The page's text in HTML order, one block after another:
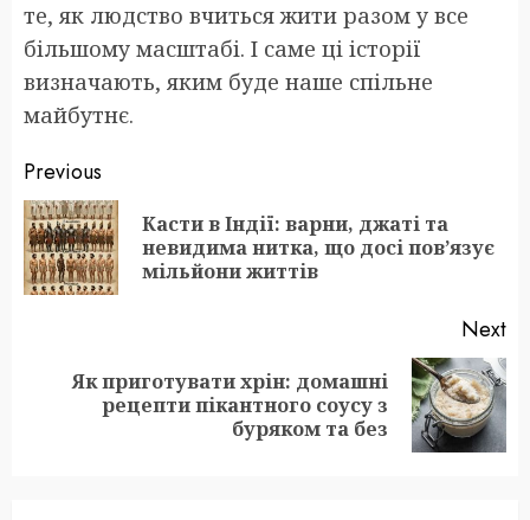
те, як людство вчиться жити разом у все
більшому масштабі. І саме ці історії
визначають, яким буде наше спільне
майбутнє.
Post
navigation
Previous
Касти в Індії: варни, джаті та
невидима нитка, що досі пов’язує
мільйони життів
Next
Next
Як приготувати хрін: домашні
рецепти пікантного соусу з
буряком та без